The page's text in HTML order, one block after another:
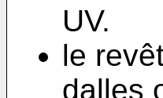
UV.
le
dalles